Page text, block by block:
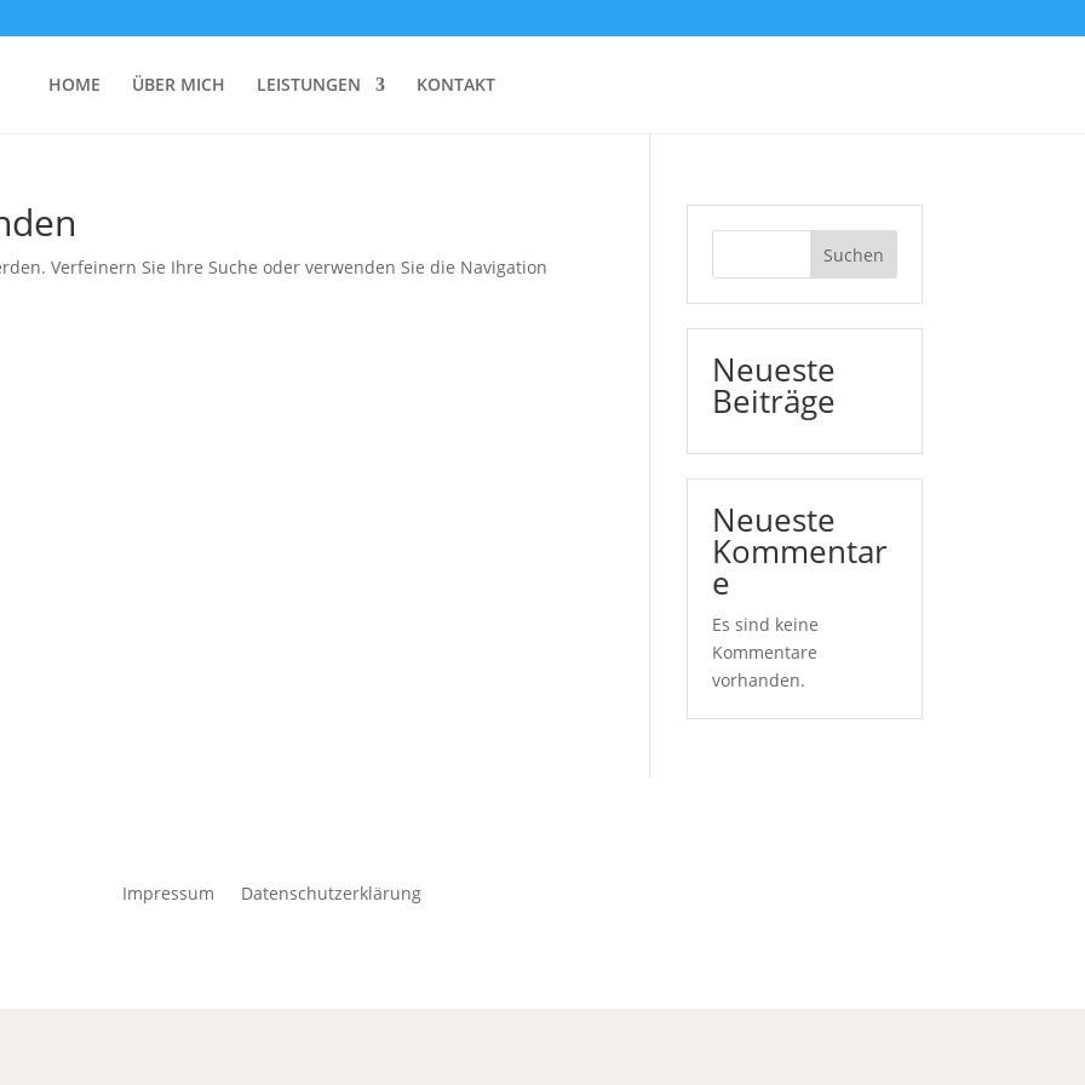
HOME ÜBER MICH LEISTUNGEN KONTAKT
Verfeinern Sie Ihre Suche oder verwenden Sie die Navigation
Suchen
Neueste
Beiträge
Neueste
Kommentar
e
Es sind keine
Kommentare
vorhanden.
Impressum Datenschutzerklärung